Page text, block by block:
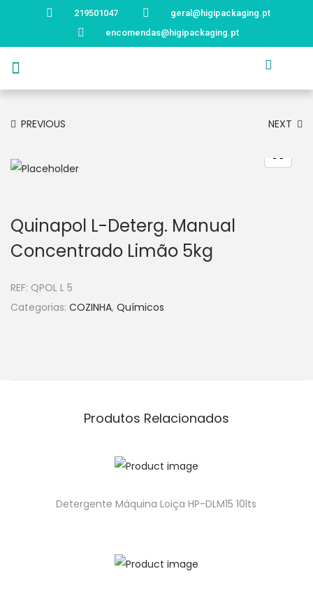
219501047
geral@higipackaging.pt
encomendas@higipackaging.pt
PREVIOUS NEXT
Quinapol L-Deterg. Manual
Concentrado Limão 5kg
REF: QPOL L 5
Categorias: COZINHA, Químicos
Produtos Relacionados
Detergente Máquina Loiça HP-DLM15 10lts